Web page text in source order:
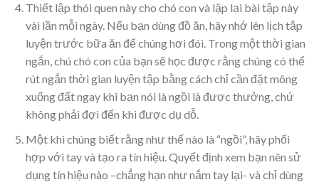
Thiết lập thói quen này cho chó con và lặp lại bài tập này
vài lần mỗi ngày. Nếu bạn dùng đồ ăn, hãy nhớ lên lịch tập
luyện trước bữa ăn để chúng hơi đói. Trong một thời gian
ngắn, chú chó con của bạn sẽ học được rằng chúng có thể
rút ngắn thời gian luyện tập bằng cách chỉ cần đặt mông
xuống đất ngay khi bạn nói là ngồi là được thưởng, chứ
không phải đợi đến khi được dụ dỗ.
Một khi chúng biết rằng như thế nào là “ngồi”, hãy phối
hợp với tay và tạo ra tín hiệu. Quyết định xem bạn nên sử
dụng tín hiệu nào –chẳng hạn như nắm tay lại- và chỉ dùng